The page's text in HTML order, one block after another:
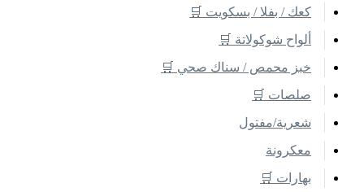
كعك / بفلا / بسكويت 🛒
ألواح شوكولاتة 🛒
خبز محمص / سناك صحي 🛒
صلصات 🛒
شعرية/مفتول
معكرونة
بهارات 🛒